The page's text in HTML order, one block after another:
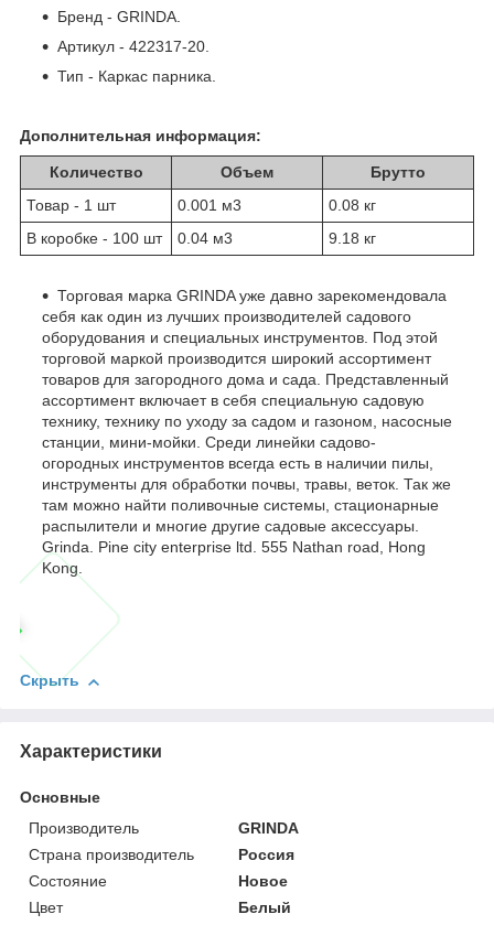
Бренд - GRINDA.
Артикул - 422317-20.
Тип - Каркас парника.
Дополнительная информация:
Количество Объем
Брутто
Товар - 1 шт
0.001 м3
0.08 кг
В коробке - 100 шт
0.04 м3 9.18 кг
Торговая марка GRINDA уже давно зарекомендовала
себя как один из лучших производителей садового
оборудования и специальных инструментов. Под этой
торговой маркой производится широкий ассортимент
товаров для загородного дома и сада. Представленный
ассортимент включает в себя специальную садовую
технику, технику по уходу за садом и газоном, насосные
станции, мини-мойки. Среди линейки садово-
огородных инструментов всегда есть в наличии пилы,
инструменты для обработки почвы, травы, веток. Так же
там можно найти поливочные системы, стационарные
распылители и многие другие садовые аксессуары.
Grinda. Pine city enterprise ltd. 555 Nathan road, Hong
Kong.
Скрыть
Характеристики
Основные
Производитель
GRINDA
Страна производитель
Россия
Состояние
Новое
Цвет
Белый